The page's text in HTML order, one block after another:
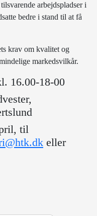
arbejdspladser i
bedre i stand til at få
krav om kvalitet og
markedsvilkår.
16.00-18-00
til
eller